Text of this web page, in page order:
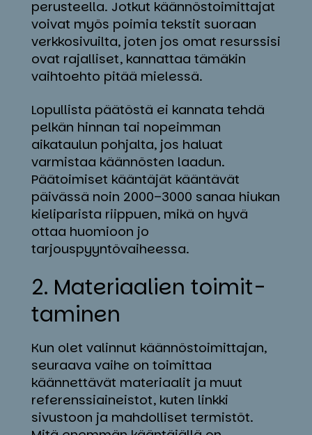
perusteella. Jotkut käännöstoimittajat
voivat myös poimia tekstit suoraan
verkkosivuilta, joten jos omat resurssisi
ovat rajalliset, kannattaa tämäkin
vaihtoehto pitää mielessä.
Lopullista päätöstä ei kannata tehdä
pelkän hinnan tai nopeimman
aikataulun pohjalta, jos haluat
varmistaa käännösten laadun.
Päätoimiset kääntäjät kääntävät
päivässä noin 2000–3000 sanaa hiukan
kieliparista riippuen, mikä on hyvä
ottaa huomioon jo
tarjouspyyntövaiheessa.
2. Ma­te­riaa­lien toi­mit­
ta­mi­nen
Kun olet valinnut käännöstoimittajan,
seuraava vaihe on toimittaa
käännettävät materiaalit ja muut
referenssiaineistot, kuten linkki
sivustoon ja mahdolliset termistöt.